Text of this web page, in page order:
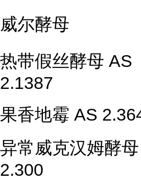
威尔酵母
热带假丝酵母 AS
2.1387
果香地霉 AS
异常威克汉姆酵
2.300